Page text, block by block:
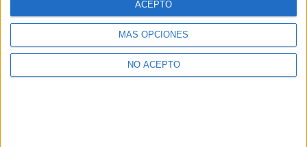
MÁS OPCIONES
NO ACEPTO
ACEPTO
primer año de universidad